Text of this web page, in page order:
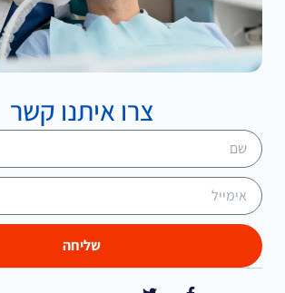
צרו איתנו קשר
שליחה